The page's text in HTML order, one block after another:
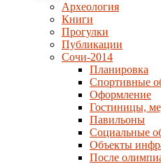
Археология
Книги
Прогулки
Публикации
Сочи-2014
Планировка
Спортивные
Оформление
Гостиницы,
Павильоны
Социальные
Объекты
После